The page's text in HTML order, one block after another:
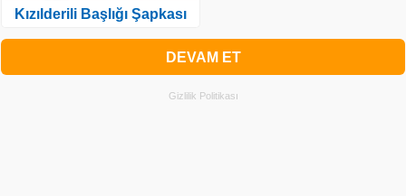
Kızılderili Başlığı Şapkası
DEVAM ET
Gizlilik Politikası